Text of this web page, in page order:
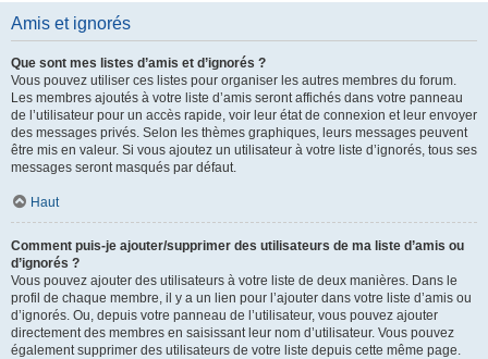
Amis et ignorés
Que sont mes listes d’amis et d’ignorés ?
Vous pouvez utiliser ces listes pour organiser les autres membres du forum.
Les membres ajoutés à votre liste d’amis seront affichés dans votre panneau
de l’utilisateur pour un accès rapide, voir leur état de connexion et leur envoyer
des messages privés. Selon les thèmes graphiques, leurs messages peuvent
être mis en valeur. Si vous ajoutez un utilisateur à votre liste d’ignorés, tous ses
messages seront masqués par défaut.
Haut
Comment puis-je ajouter/supprimer des utilisateurs de ma liste d’amis ou
d’ignorés ?
Vous pouvez ajouter des utilisateurs à votre liste de deux manières. Dans le
profil de chaque membre, il y a un lien pour l’ajouter dans votre liste d’amis ou
d’ignorés. Ou, depuis votre panneau de l’utilisateur, vous pouvez ajouter
directement des membres en saisissant leur nom d’utilisateur. Vous pouvez
également supprimer des utilisateurs de votre liste depuis cette même page.